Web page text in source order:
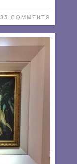
35 COMMENTS